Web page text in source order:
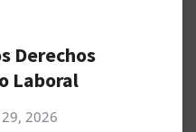
Derechos
Laboral
29, 2026